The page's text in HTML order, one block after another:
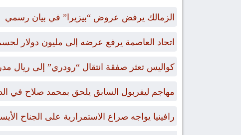
الزمالك يرفض عروض “بيزيرا” في بيان رسمي
اتحاد العاصمة يرفع عرضه إلى مليون دولار
كواليس تعثر صفقة انتقال “رودري” إلى ريال
مهاجم ليفربول السابق يلحق بمحمد صلاح في
رافينيا يواجه صراع الاستمرارية على الجناح